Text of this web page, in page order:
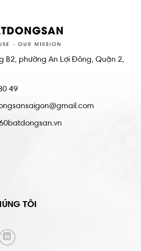
B2, phường An Lợi Đông, Quận 2,
49
TÔI